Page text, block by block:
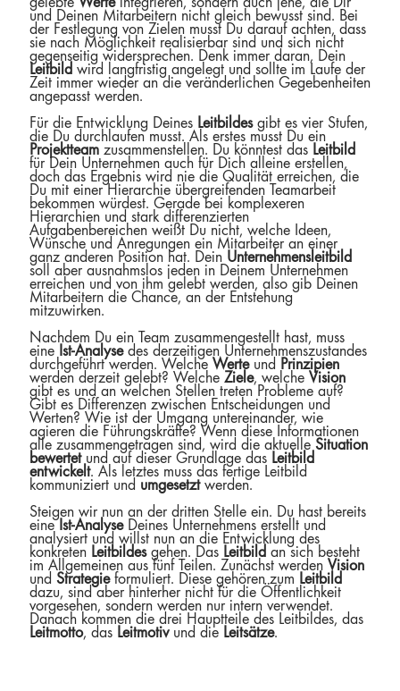
und Deinen Mitarbeitern nicht gleich bewusst sind. Bei
der Festlegung von Zielen musst Du darauf achten, dass
sie nach Möglichkeit realisierbar sind und sich nicht
gegenseitig widersprechen. Denk immer daran, Dein
Leitbild wird langfristig angelegt und sollte im Laufe der
Zeit immer wieder an die veränderlichen Gegebenheiten
angepasst werden.
Für die Entwicklung Deines Leitbildesgibt es vier Stufen,
die Du durchlaufen musst. Als erstes musst Du ein
Projektteam zusammenstellen. Du könntest das Leitbild
für Dein Unternehmen auch für Dich alleine erstellen,
doch das Ergebnis wird nie die Qualität erreichen, die
Du mit einer Hierarchie übergreifenden Teamarbeit
bekommen würdest. Gerade bei komplexeren
Hierarchien und stark differenzierten
Aufgabenbereichen weißt Du nicht, welche Ideen,
Wünsche und Anregungen ein Mitarbeiter an einer
ganz anderen Position hat. Dein Unternehmensleitbild
soll aber ausnahmslos jeden in Deinem Unternehmen
erreichen und von ihm gelebt werden, also gib Deinen
Mitarbeitern die Chance, an der Entstehung
mitzuwirken.
Nachdem Du ein Team zusammengestellt hast, muss
eine Ist-Analysedes derzeitigen Unternehmenszustandes
durchgeführt werden. Welche Werteund Prinzipien
werden derzeit gelebt? Welche Ziele, welche Vision
gibt es und an welchen Stellen treten Probleme auf?
Gibt es Differenzen zwischen Entscheidungen und
Werten? Wie ist der Umgang untereinander, wie
agieren die Führungskräfte? Wenn diese Informationen
alle zusammengetragen sind, wird die aktuelle Situation
bewertetund auf dieser Grundlage das Leitbild
entwickelt. Als letztes muss das fertige Leitbild
kommuniziert und umgesetztwerden.
Steigen wir nun an der dritten Stelle ein. Du hast bereits
eine Ist-AnalyseDeines Unternehmens erstellt und
analysiert und willst nun an die Entwicklung des
konkreten Leitbildesgehen. Das Leitbild an sich besteht
im Allgemeinen aus fünf Teilen. Zunächst werden Vision
und Strategieformuliert. Diese gehören zum Leitbild
dazu, sind aber hinterher nicht für die Öffentlichkeit
vorgesehen, sondern werden nur intern verwendet.
Danach kommen die drei Hauptteile des Leitbildes, das
Leitmotto, das Leitmotivund die Leitsätze.